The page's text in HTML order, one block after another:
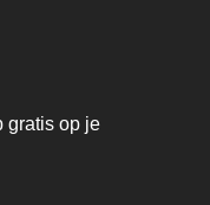
gratis op je